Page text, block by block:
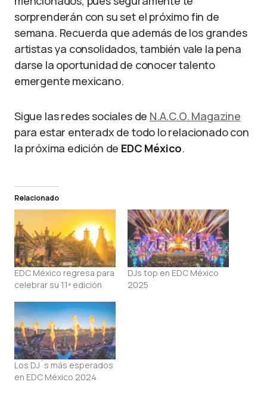
sorprenderán con su set el próximo fin de
semana. Recuerda que además de los grandes
artistas ya consolidados, también vale la pena
darse la oportunidad de conocer talento
emergente mexicano.
Sigue las redes sociales de N.A.C.O. Magazine
para estar enteradx de todo lo relacionado con
la próxima edición de EDC México.
Relacionado
EDC México regresa para
celebrar su 11ª edición
DJs top en EDC México
2025
Los DJ´s más esperados
en EDC México 2024